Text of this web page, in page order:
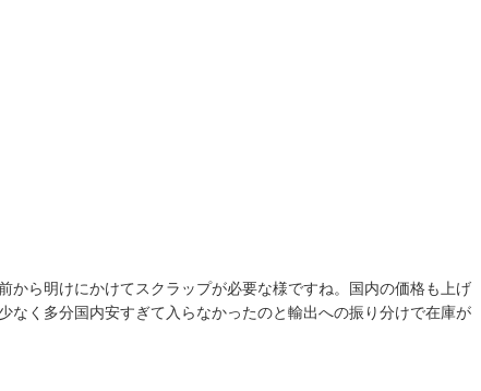
から明けにかけてスクラップが必要な様ですね。国内の価格も上げ
なく多分国内安すぎて入らなかったのと輸出への振り分けで在庫が